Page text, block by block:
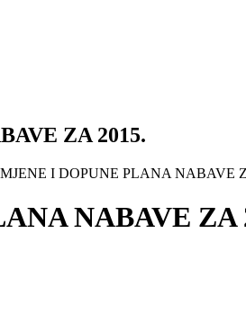
ZA 2015.
I DOPUNE PLANA NABAVE
NABAVE ZA